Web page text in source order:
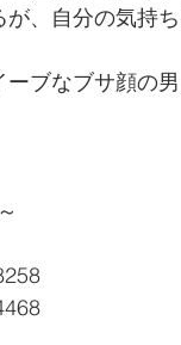
、自分の気持
ーブなブサ顔の